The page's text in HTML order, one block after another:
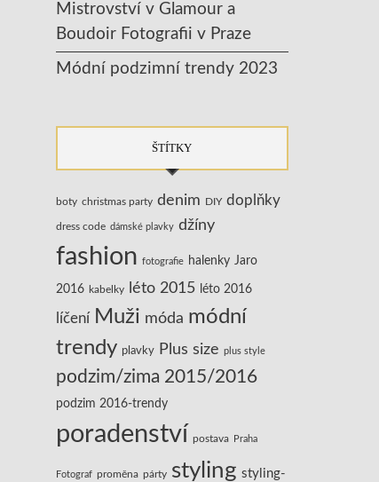
Mistrovství v Glamour a
Boudoir Fotografii v Praze
Módní podzimní trendy 2023
ŠTÍTKY
boty christmas party denim DIY doplňky
dress code dámské plavky džíny
fashion fotografie halenky Jaro
2016 kabelky léto 2015 léto 2016
líčení Muži móda módní
trendy plavky Plus size plus style
podzim/zima 2015/2016
podzim 2016-trendy
poradenství postava Praha
Fotograf proměna párty styling styling-